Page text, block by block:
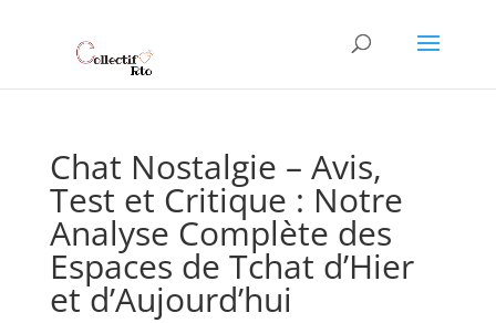
Chat Nostalgie – Avis,
Test et Critique : Notre
Analyse Complète des
Espaces de Tchat d’Hier
et d’Aujourd’hui